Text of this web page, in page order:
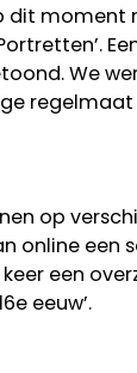
dit
We
op
online
een
eeuw’.